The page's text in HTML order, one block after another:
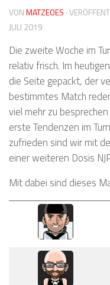
VONMATZEOES ·
JULI 2019
Die zweite Woche im
relativ frisch. Im
die Seite gepackt, der
bestimmtes Match
viel mehr zu
erste Tendenzen im
zufrieden sind wir mit
einer weiteren Dosis
Mit dabei sind dieses